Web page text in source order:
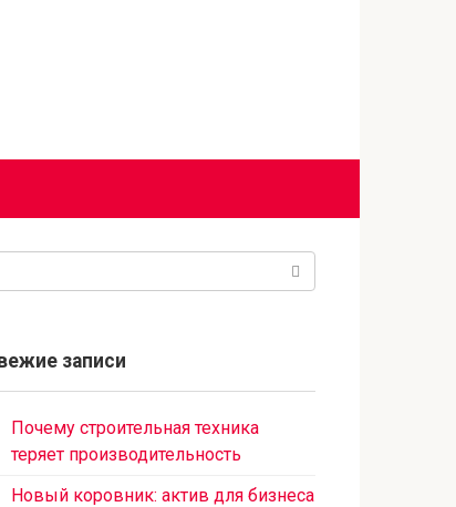
записи
Почему строительная техника
теряет производительность
Новый коровник: актив для бизнеса